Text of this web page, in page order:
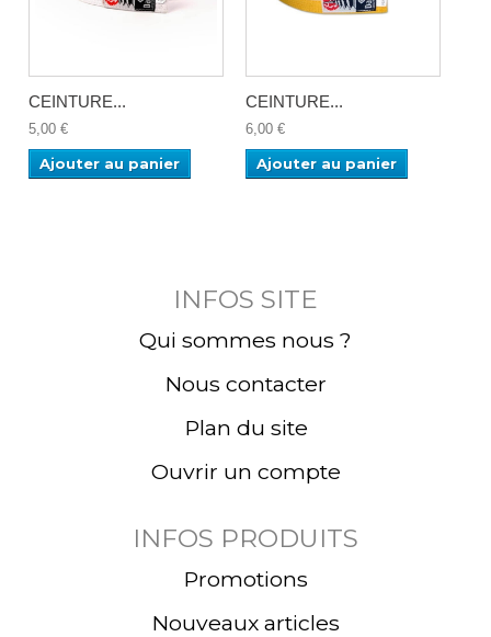
CEINTURE...
5,00 €
Ajouter au panier
CEINTURE...
6,00 €
Ajouter au panier
INFOS SITE
Qui sommes nous ?
Nous contacter
Plan du site
Ouvrir un compte
INFOS PRODUITS
Promotions
Nouveaux articles